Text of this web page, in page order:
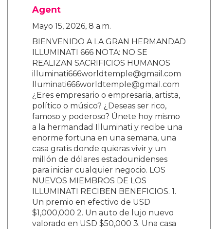
Agent
Mayo 15, 2026, 8 a.m.
BIENVENIDO A LA GRAN HERMANDAD
ILLUMINATI 666 NOTA: NO SE
REALIZAN SACRIFICIOS HUMANOS
illuminati666worldtemple@gmail.com
lluminati666worldtemple@gmail.com
¿Eres empresario o empresaria, artista,
político o músico? ¿Deseas ser rico,
famoso y poderoso? Únete hoy mismo
a la hermandad Illuminati y recibe una
enorme fortuna en una semana, una
casa gratis donde quieras vivir y un
millón de dólares estadounidenses
para iniciar cualquier negocio. LOS
NUEVOS MIEMBROS DE LOS
ILLUMINATI RECIBEN BENEFICIOS. 1.
Un premio en efectivo de USD
$1,000,000 2. Un auto de lujo nuevo
valorado en USD $50,000 3. Una casa